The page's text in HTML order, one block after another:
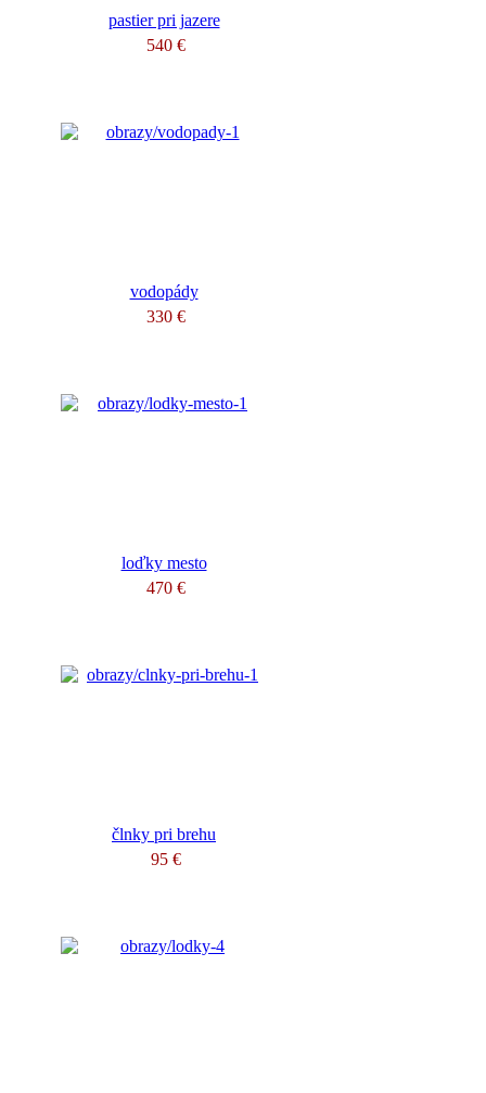
pastier pri jazere
540 €
vodopády
330 €
loďky mesto
470 €
člnky pri brehu
95 €